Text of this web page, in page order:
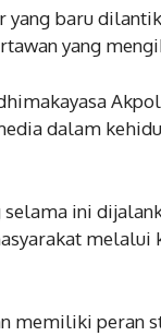
yang baru
yang
dalam
ini
melalui
memiliki peran